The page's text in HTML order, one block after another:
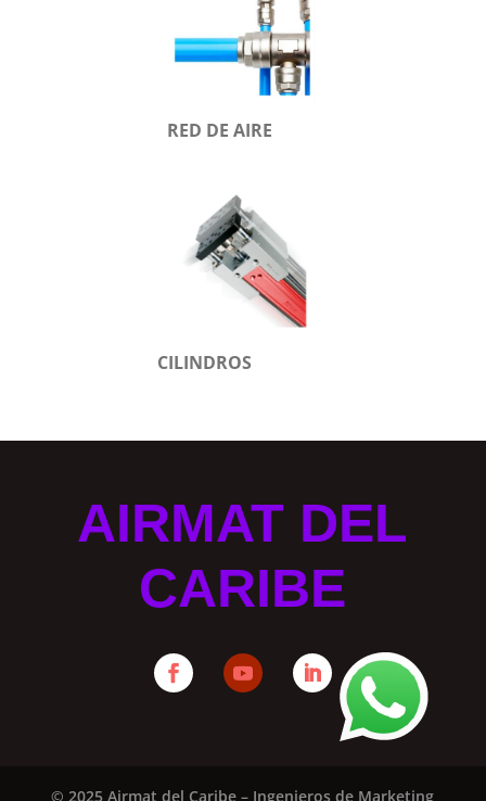
RED DE AIRE
CILINDROS
AIRMAT DEL
CARIBE
© 2025 Airmat del Caribe – Ingenieros de Marketing